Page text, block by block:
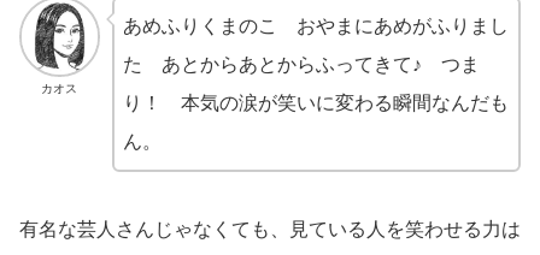
カオス
あめふりくまのこ おやまにあめがふりまし
た あとからあとからふってきて♪ つま
り！ 本気の涙が笑いに変わる瞬間なんだも
ん。
有名な芸人さんじゃなくても、見ている人を笑わせる力は